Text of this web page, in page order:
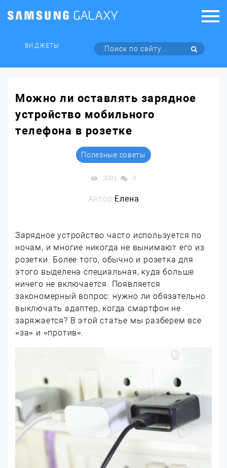
ВИДЖЕТЫ
Можно ли оставлять зарядное
устройство мобильного
телефона в розетке
Полезные советы
3001 0
Автор:Елена
Зарядное устройство часто используется по
ночам, и многие никогда не вынимают его из
розетки. Более того, обычно и розетка для
этого выделена специальная, куда больше
ничего не включается. Появляется
закономерный вопрос: нужно ли обязательно
выключать адаптер, когда смартфон не
заряжается? В этой статье мы разберем все
«за» и «против».